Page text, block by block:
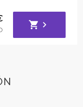
shopping_cart chevron_right